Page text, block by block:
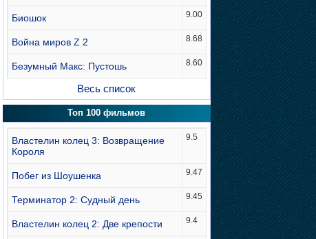
Биошок 9.00
Война миров Z 2 8.68
Безумный Макс: Пустошь 8.60
Весь список
Топ 100 фильмов
Властелин колец 3: Возвращение
Короля
9.5
Побег из Шоушенка 9.47
Терминатор 2: Судный день 9.45
Властелин колец 2: Две крепости 9.4